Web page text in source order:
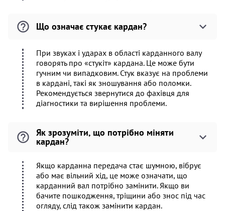
Що означає стукає кардан?
При звуках і ударах в області карданного валу
говорять про «стукіт» кардана. Це може бути
гучним чи випадковим. Стук вказує на проблеми
в кардані, такі як зношування або поломки.
Рекомендується звернутися до фахівця для
діагностики та вирішення проблеми.
Як зрозуміти, що потрібно міняти
кардан?
Якщо карданна передача стає шумною, вібрує
або має вільний хід, це може означати, що
карданний вал потрібно замінити. Якщо ви
бачите пошкодження, тріщини або знос під час
огляду, слід також замінити кардан.